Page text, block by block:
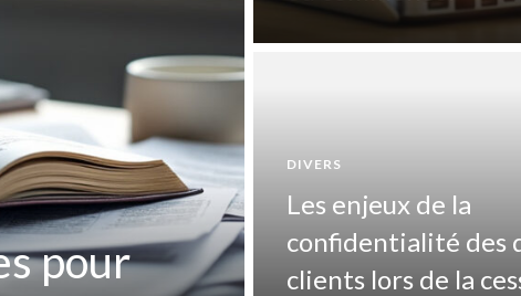
pour
DIVERS
Les enjeux de la
confidentialité des
clients lors de la